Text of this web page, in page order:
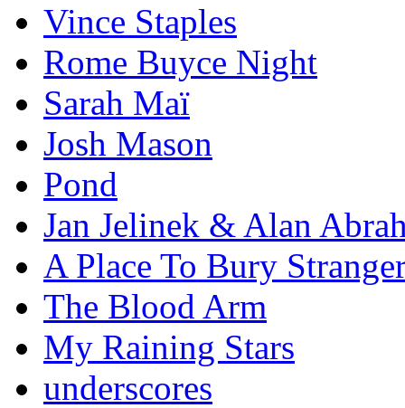
Vince Staples
Rome Buyce Night
Sarah Maï
Josh Mason
Pond
Jan Jelinek & Alan
A Place To Bury
The Blood Arm
My Raining Stars
underscores